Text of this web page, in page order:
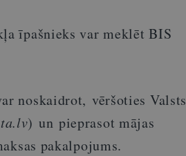
īpašnieks var meklēt BIS
noskaidrot, vēršoties Valsts
) un pieprasot mājas
pakalpojums.